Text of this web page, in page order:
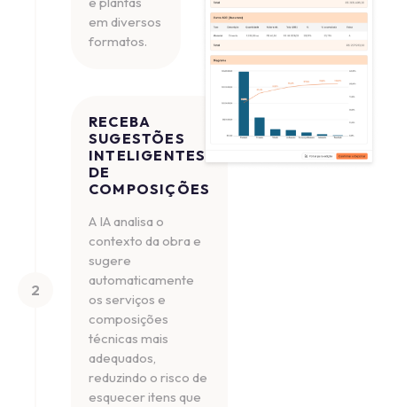
em diversos
formatos.
RECEBA
SUGESTÕES
INTELIGENTES
DE
COMPOSIÇÕES
A IA analisa o
contexto da obra e
sugere
automaticamente
os serviços e
composições
técnicas mais
adequados,
reduzindo o risco de
esquecer itens que
2